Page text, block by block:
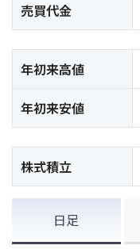
売買代金
年初来高値
年初来安値
株式積立
日足